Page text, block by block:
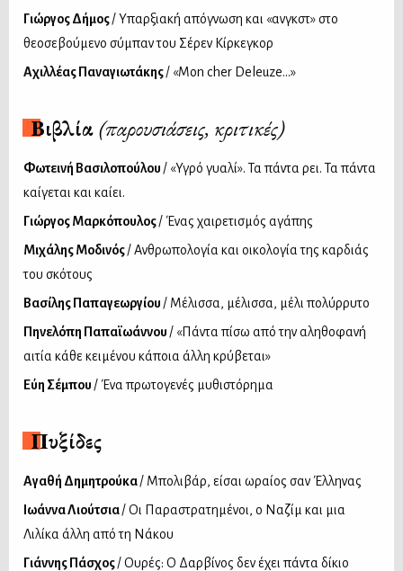
Γιώργος Δήμος/ Υπαρξιακή απόγνωση και «ανγκστ» στο
θεοσεβούμενο σύμπαν του Σέρεν Κίρκεγκορ
Αχιλλέας Παναγιωτάκης/ «Mon cher Deleuze…»
Βιβλία(παρουσιάσεις, κριτικές)
Φωτεινή Βασιλοπούλου / «Υγρό γυαλί». Τα πάντα ρει. Τα πάντα
καίγεται και καίει.
Γιώργος Μαρκόπουλος/ Ένας χαιρετισμός αγάπης
Μιχάλης Μοδινός/ Ανθρωπολογία και οικολογία της καρδιάς
του σκότους
Βασίλης Παπαγεωργίου / Μέλισσα, μέλισσα, μέλι πολύρρυτο
Πηνελόπη Παπαϊωάννου / «Πάντα πίσω από την αληθοφανή
αιτία κάθε κειμένου κάποια άλλη κρύβεται»
Εύη Σέμπου / Ένα πρωτογενές μυθιστόρημα
Πυξίδες
Αγαθή Δημητρούκα/ Μπολιβάρ, είσαι ωραίος σαν Έλληνας
Ιωάννα Λιούτσια/ Οι Παραστρατημένοι, ο Ναζίμ και μια
Λιλίκα άλλη από τη Νάκου
Γιάννης Πάσχος/ Ουρές: Ο Δαρβίνος δεν έχει πάντα δίκιο